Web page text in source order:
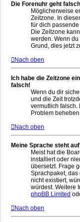
Die Forenuhr geht
Möglicherweise
Zeitzone. In
für dich
Die Zeitzone
werden. Wenn
Grund, dies jetzt
Nach oben
Ich habe die Zeitzone
falsch!
Wenn du dir
und die Zeit
vermutlich falsch.
Problem
Nach oben
Meine Sprache steht
Meist hat die
installiert oder
übersetzt. Frage
Sprachpaket,
nicht existiert,
würdest. Weitere
phpBB Limited
Nach oben